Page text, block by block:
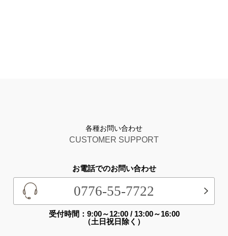
各種お問い合わせ
CUSTOMER SUPPORT
お電話でのお問い合わせ
0776-55-7722
受付時間：9:00～12:00 / 13:00～16:00
（土日祝日除く）